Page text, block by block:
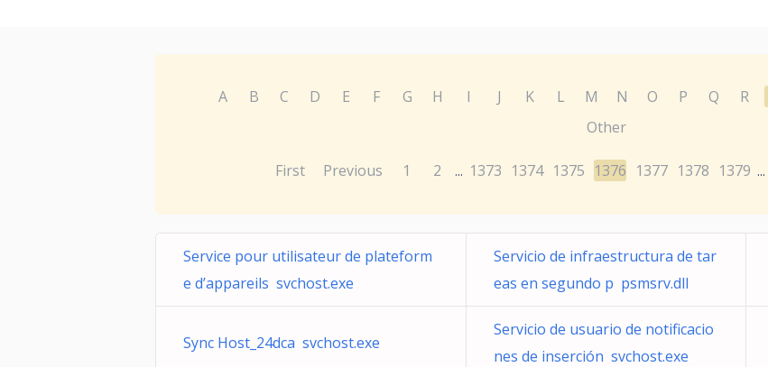
A B C D E F G H I J K L M N O P Q R
Other
First Previous 1 2 ... 1373 1374 1375 1376 1377 1378 1379 ...
Service pour utilisateur de plateform
e d’appareils svchost.exe
Servicio de infraestructura de tar
eas en segundo p psmsrv.dll
Sync Host_24dca svchost.exe
Servicio de usuario de notificacio
nes de inserción svchost.exe